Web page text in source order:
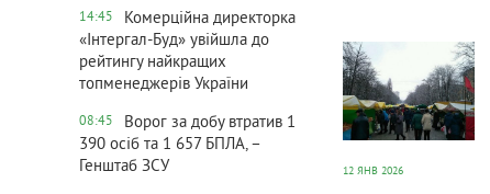
14:45
Комерційна директорка
«Інтергал-Буд» увійшла до
рейтингу найкращих
топменеджерів України
08:45
Ворог за добу втратив 1
390 осіб та 1 657 БПЛА, –
Генштаб ЗСУ
12 ЯНВ 2026